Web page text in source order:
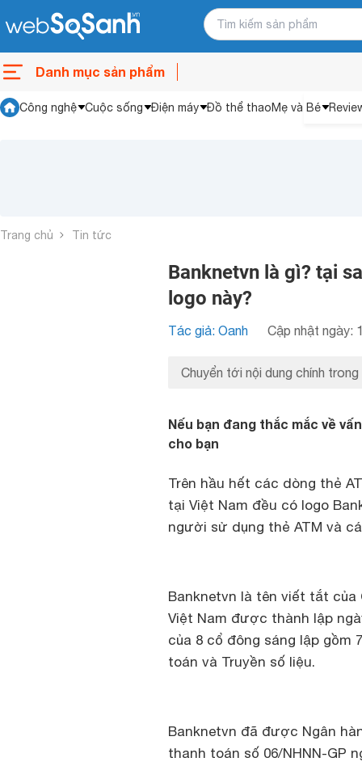
Danh mục sản phẩm
Công nghệ Cuộc sống Điện máy Đồ thể thaoMẹ và Bé
Trang chủ Tin tức
Banknetvn là gì? tại
logo này?
Tác giả: Oanh Cập nhật ngày:
Chuyển tới nội dung chính trong
Nếu bạn đang thắc mắc về
cho bạn
Trên hầu hết các dòng thẻ
tại Việt Nam đều có logo
người sử dụng thẻ ATM và
Banknetvn là tên viết tắt
Việt Nam được thành lập
của 8 cổ đông sáng lập gồm
toán và Truyền số liệu.
Banknetvn đã được Ngân
thanh toán số 06/NHNN-GP